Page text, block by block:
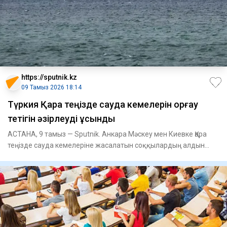
https://sputnik.kz
09 Тамыз 2026 18:14
Түркия Қара теңізде сауда кемелерін қорғау
тетігін әзірлеуді ұсынды
АСТАНА, 9 тамыз — Sputnik. Анкара Мәскеу мен Киевке Қара
теңізде сауда кемелеріне жасалатын соққылардың алдын